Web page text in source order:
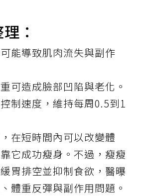
：
能導致肌肉流失與副作
可造成臉部凹陷與老化。
制速度，維持每周0.5到1
，在短時間內可以改變體
它成功瘦身 。不過，瘦瘦
胃排空並抑制食欲，醫曝
體重反彈與副作用問題。